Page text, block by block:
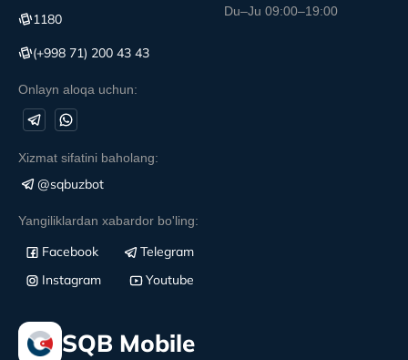
1180
(+998 71) 200 43 43
Onlayn aloqa uchun:
Du–Ju 09:00–19:00
Xizmat sifatini baholang:
@sqbuzbot
Yangiliklardan xabardor bo'ling:
Facebook
Telegram
Instagram
Youtube
SQB Mobile